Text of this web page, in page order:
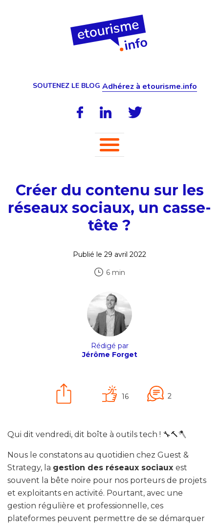
SOUTENEZ LE BLOG Adhérez à etourisme.info
Créer du contenu sur les
réseaux sociaux, un casse-
tête ?
Publié le 29 avril 2022
6 min
Rédigé par
Jérôme Forget
16 2
Qui dit vendredi, dit boîte à outils tech ! 🔧🔨🪓
Nous le constatons au quotidien chez Guest &
Strategy, la gestion des réseaux sociaux est
souvent la bête noire pour nos porteurs de projets
et exploitants en activité. Pourtant, avec une
gestion régulière et professionnelle, ces
plateformes peuvent permettre de se démarquer